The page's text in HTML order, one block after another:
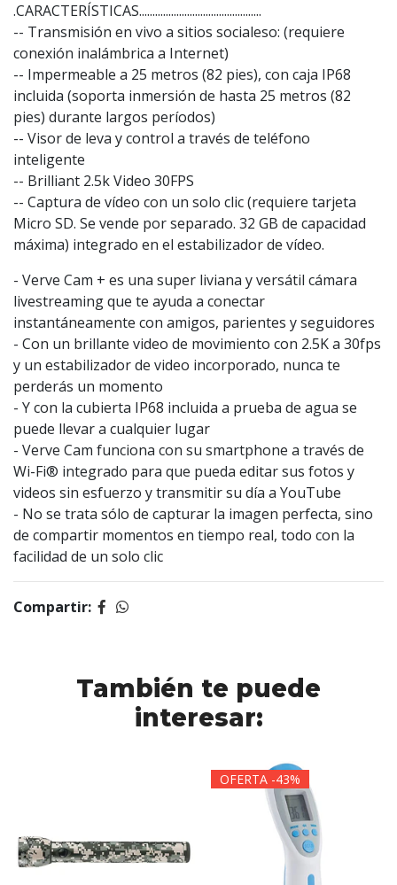
.CARACTERÍSTICAS..............................................
-- Transmisión en vivo a sitios socialeso: (requiere
conexión inalámbrica a Internet)
-- Impermeable a 25 metros (82 pies), con caja IP68
incluida (soporta inmersión de hasta 25 metros (82
pies) durante largos períodos)
-- Visor de leva y control a través de teléfono
inteligente
-- Brilliant 2.5k Video 30FPS
-- Captura de vídeo con un solo clic (requiere tarjeta
Micro SD. Se vende por separado. 32 GB de capacidad
máxima) integrado en el estabilizador de vídeo.
- Verve Cam + es una super liviana y versátil cámara
livestreaming que te ayuda a conectar
instantáneamente con amigos, parientes y seguidores
- Con un brillante video de movimiento con 2.5K a 30fps
y un estabilizador de video incorporado, nunca te
perderás un momento
- Y con la cubierta IP68 incluida a prueba de agua se
puede llevar a cualquier lugar
- Verve Cam funciona con su smartphone a través de
Wi-Fi® integrado para que pueda editar sus fotos y
videos sin esfuerzo y transmitir su día a YouTube
- No se trata sólo de capturar la imagen perfecta, sino
de compartir momentos en tiempo real, todo con la
facilidad de un solo clic
Compartir:
También te puede
interesar:
OFERTA -43%